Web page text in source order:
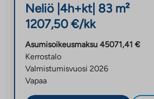
Neliö 4h+kt| 83 m²
1207,50 €/kk
Asumisoikeusmaksu 45071,41 €
Kerrostalo
Valmistumisvuosi 2026
Vapaa